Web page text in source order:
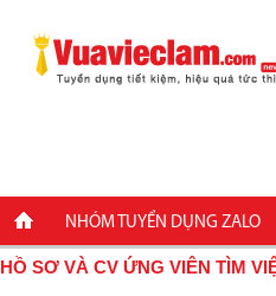
NHÓM TUYỂN DỤNG ZALO
HỒ SƠ VÀ CV ỨNG VIÊN TÌM